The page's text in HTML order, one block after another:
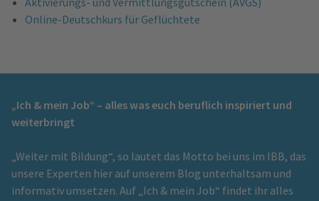
Online-Deutschkurs für Geflüchtete
„Ich & mein Job“ – alles was euch beruflich inspiriert und
weiterbringt
„Weiter mit Bildung“, so lautet das Motto bei uns im IBB, das
unsere Experten hier auf unserem Blog unterhaltsam und
informativ umsetzen. Auf „Ich & mein Job“ findet ihr alles